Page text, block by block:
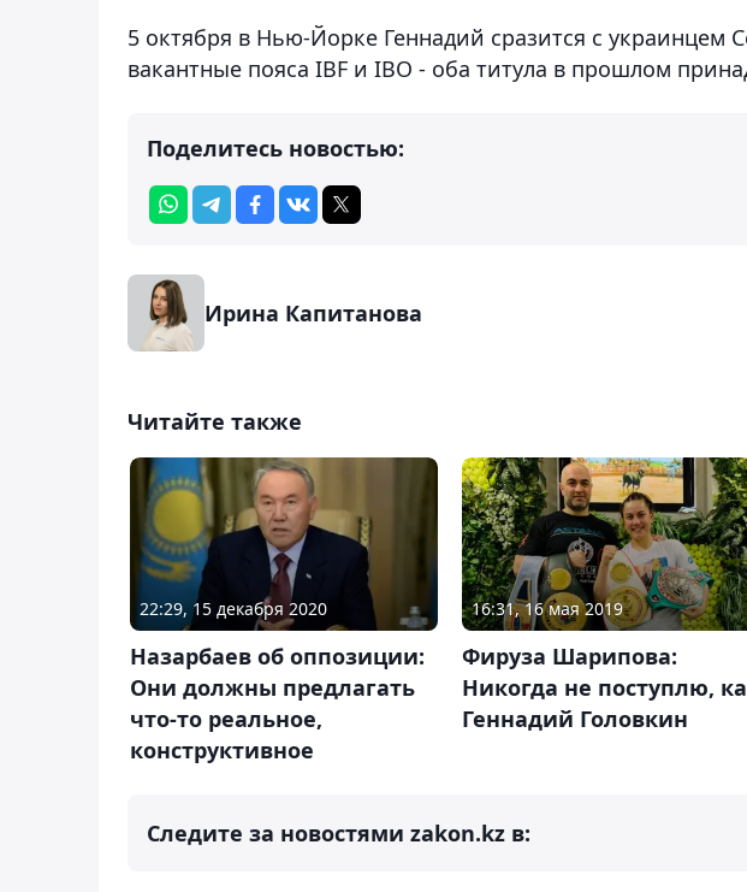
5 октября в Нью-Йорке Геннадий сразится с украинцем
вакантные пояса IBF и IBO - оба титула в прошлом
Поделитесь новостью:
Ирина Капитанова
Читайте также
22:29, 15 декабря 2020
Назарбаев об оппозиции:
Они должны предлагать
что-то реальное,
конструктивное
16:31, 16 мая 2019
Фируза Шарипова:
Никогда не поступлю,
Геннадий Головкин
Следите за новостями zakon.kz в: